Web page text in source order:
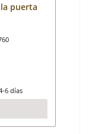
puerta
6 días